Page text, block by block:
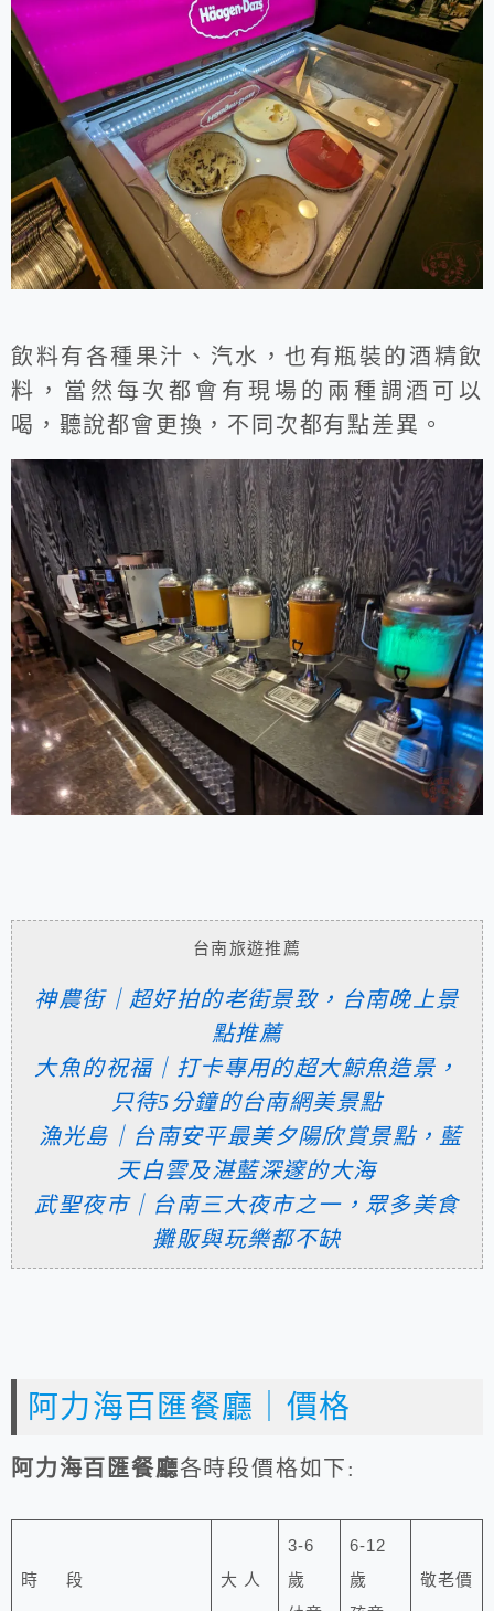
飲料有各種果汁、汽水，也有瓶裝的酒精飲
料，當然每次都會有現場的兩種調酒可以
喝，聽說都會更換，不同次都有點差異。
台南旅遊推薦
神農街｜超好拍的老街景致，台南晚上景
點推薦
大魚的祝福｜打卡專用的超大鯨魚造景，
只待5分鐘的台南網美景點
漁光島｜台南安平最美夕陽欣賞景點，藍
天白雲及湛藍深邃的大海
武聖夜市｜台南三大夜市之一，眾多美食
攤販與玩樂都不缺
阿力海百匯餐廳｜價格
阿力海百匯餐廳各時段價格如下:
時 段 大 人
3-6
歲
6-12
歲
敬老價